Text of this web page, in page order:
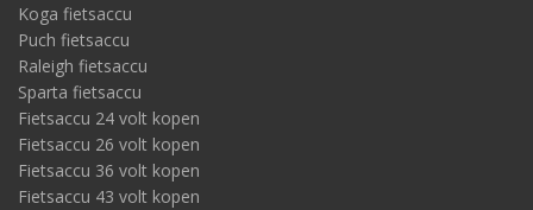
Koga fietsaccu
Puch fietsaccu
Raleigh fietsaccu
Sparta fietsaccu
Fietsaccu 24 volt kopen
Fietsaccu 26 volt kopen
Fietsaccu 36 volt kopen
Fietsaccu 43 volt kopen